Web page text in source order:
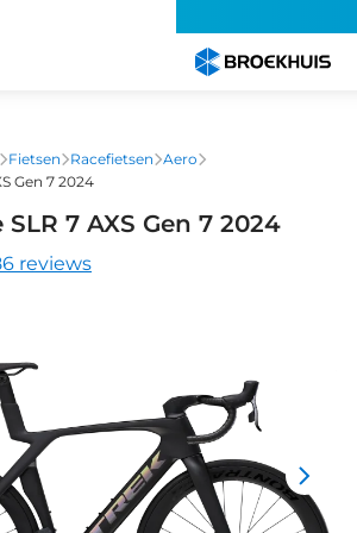
Fietsen Racefietsen Aero
Gen 7 2024
7 AXS Gen 7 2024
reviews